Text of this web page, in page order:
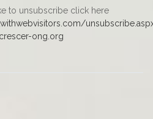
to unsubscribe click here
ong.org